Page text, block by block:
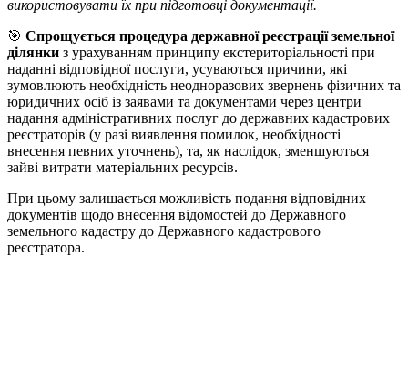
використовувати їх при підготовці документації.
🎯 Спрощується процедура державної реєстрації земельної
ділянки з урахуванням принципу екстериторіальності при
наданні відповідної послуги, усуваються причини, які
зумовлюють необхідність неодноразових звернень фізичних та
юридичних осіб із заявами та документами через центри
надання адміністративних послуг до державних кадастрових
реєстраторів (у разі виявлення помилок, необхідності
внесення певних уточнень), та, як наслідок, зменшуються
зайві витрати матеріальних ресурсів.
При цьому залишається можливість подання відповідних
документів щодо внесення відомостей до Державного
земельного кадастру до Державного кадастрового
реєстратора.